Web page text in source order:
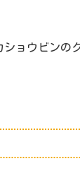
ョウビンの